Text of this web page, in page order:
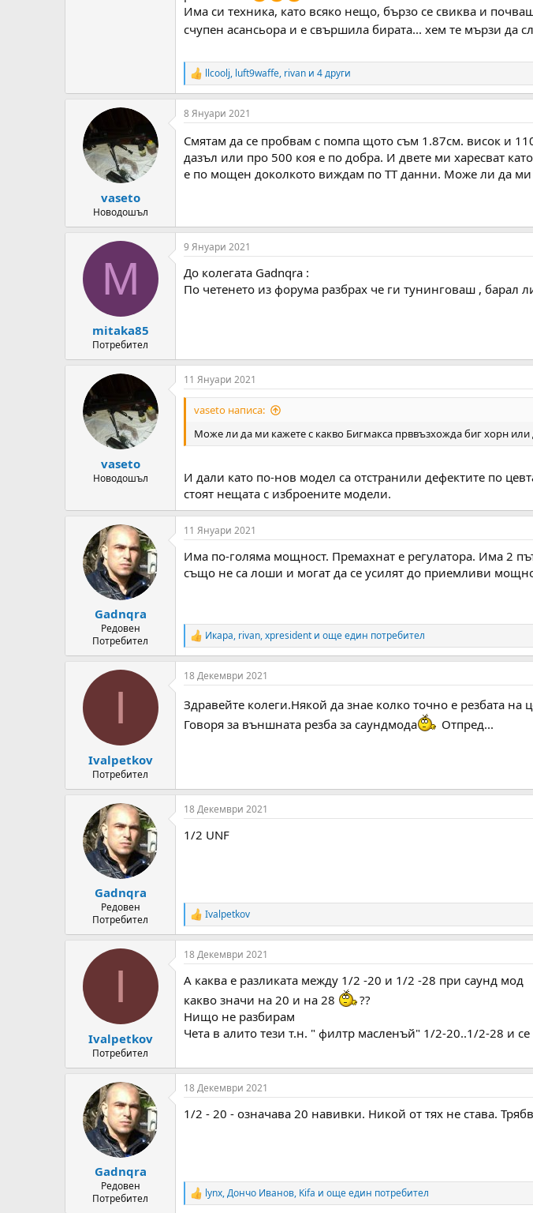
Има си техника, като всяко нещо, бързо се свиква и
счупен асансьора и е свършила бирата... хем те мързи да
R
e
a
c
i
o
n
s
llcoolj, luft9waffe, rivan и 4 други
vaseto
Новодошъл
8 Януари 2021
Смятам да се пробвам с помпа щото съм 1.87см. висок и
дазъл или про 500 коя е по добра. И двете ми харесват
е по мощен доколкото виждам по ТТ данни. Може ли да ми
M
mitaka85
Потребител
9 Януари 2021
До колегата Gadnqra :
По четенето из форума разбрах че ги тунинговаш , барал
vaseto
Новодошъл
11 Януари 2021
vaseto написа:
Може ли да ми кажете с какво Бигмакса прввъзхожда биг хорн
И дали като по-нов модел са отстранили дефектите по
стоят нещата с изброените модели.
Gadnqra
Редовен
Потребител
11 Януари 2021
Има по-голяма мощност. Премахнат е регулатора. Има 2
също не са лоши и могат да се усилят до приемливи
R
e
a
c
i
n
Икара, rivan,xpresident и още един потребител
I
Ivalpetkov
Потребител
18 Декември 2021
Здравейте колеги.Някой да знае колко точно е резбата на
Говоря за външната резба за саундмода
Отпред...
Gadnqra
Редовен
Потребител
18 Декември 2021
1/2 UNF
R
e
a
c
i
o
n
s
:
Ivalpetkov
I
Ivalpetkov
Потребител
18 Декември 2021
А каква е разликата между 1/2 -20 и 1/2 -28 при саунд мод
какво значи на 20 и на 28
??
Нищо не разбирам
Чета в алито тези т.н. " филтр масленъй" 1/2-20..1/2-28 и се
Gadnqra
Редовен
Потребител
18 Декември 2021
1/2 - 20 - означава 20 навивки. Никой от тях не става.
R
lynx,Дончо Иванов, Kifa и още един потребител